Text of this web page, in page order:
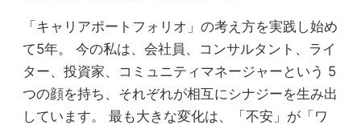
「キャリアポートフォリオ」の考え方を実践し始め
て5年。 今の私は、会社員、コンサルタント、ライ
ター、投資家、コミュニティマネージャーという 5
つの顔を持ち、それぞれが相互にシナジーを生み出
しています。 最も大きな変化は、「不安」が「ワ